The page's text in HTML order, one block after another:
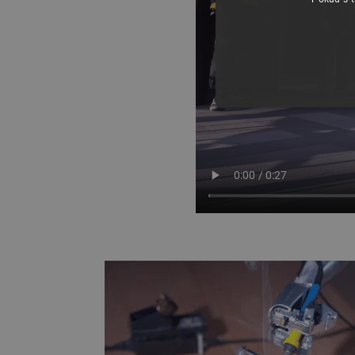
NEZBYTNĚ
FUNKČNÍ
Nezbytně nutné soubory
nezbytně nutných souborů